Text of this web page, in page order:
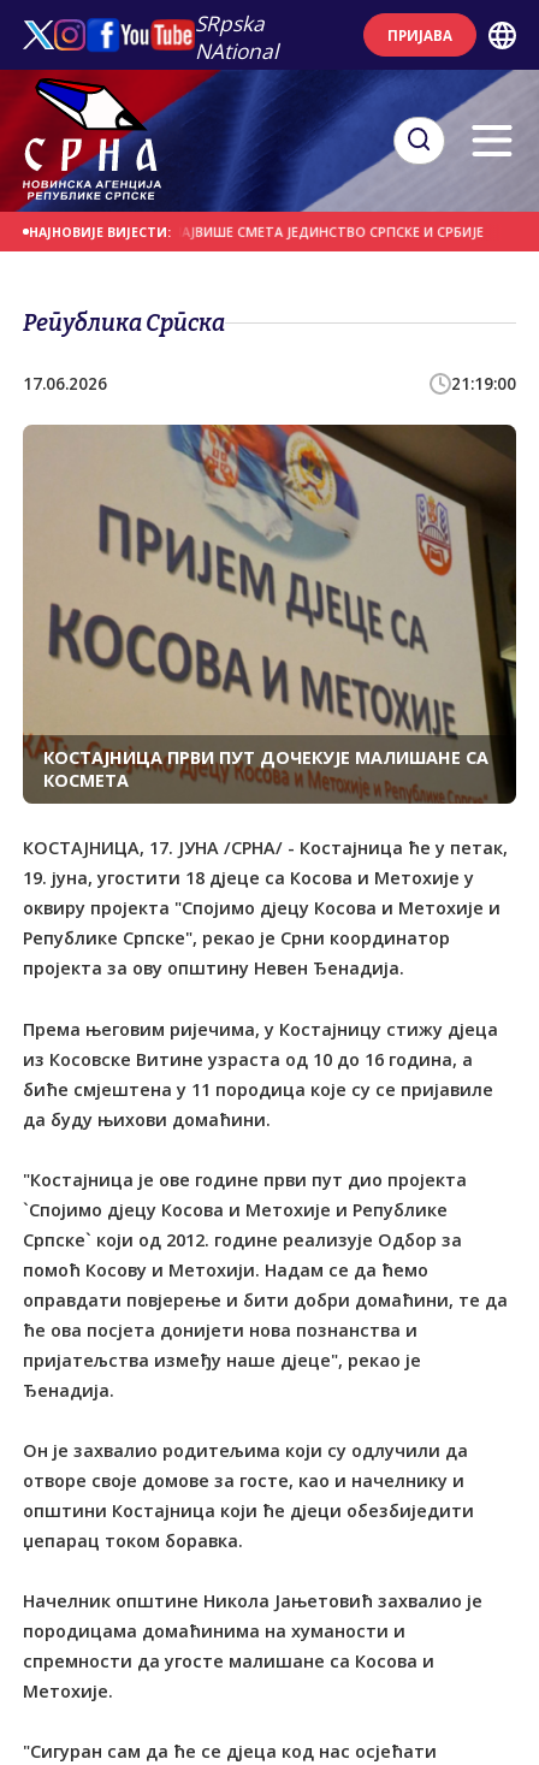
SRpska
NAtional
ПРИЈАВА
НАЈНОВИЈЕ ВИЈЕСТИ:
САРАЈЕВУ НАЈВИШЕ СМЕТА ЈЕДИНСТВО СРПСКЕ И СРБИЈЕ
Република Српска
17.06.2026 21:19:00
КОСTАЈНИЦА ПРВИ ПУT ДОЧЕКУЈЕ МАЛИШАНЕ СА
КОСМЕТА
КОСTАЈНИЦА, 17. ЈУНА /СРНА/ - Костајница ће у петак,
19. јуна, угостити 18 дјеце са Косова и Метохије у
оквиру пројекта "Спојимо дјецу Косова и Метохије и
Републике Српске", рекао је Срни координатор
пројекта за ову општину Невен Ђенадија.
Према његовим ријечима, у Костајницу стижу дјеца
из Косовске Витине узраста од 10 до 16 година, а
биће смјештена у 11 породица које су се пријавиле
да буду њихови домаћини.
"Костајница је ове године први пут дио пројекта
`Спојимо дјецу Косова и Метохије и Републике
Српске` који од 2012. године реализује Одбор за
помоћ Косову и Метохији. Надам се да ћемо
оправдати повјерење и бити добри домаћини, те да
ће ова посјета донијети нова познанства и
пријатељства између наше дјеце", рекао је
Ђенадија.
Он је захвалио родитељима који су одлучили да
отворе своје домове за госте, као и начелнику и
општини Костајница који ће дјеци обезбиједити
џепарац током боравка.
Начелник општине Никола Јањетовић захвалио је
породицама домаћинима на хуманости и
спремности да угосте малишане са Косова и
Метохије.
"Сигуран сам да ће се дјеца код нас осјећати